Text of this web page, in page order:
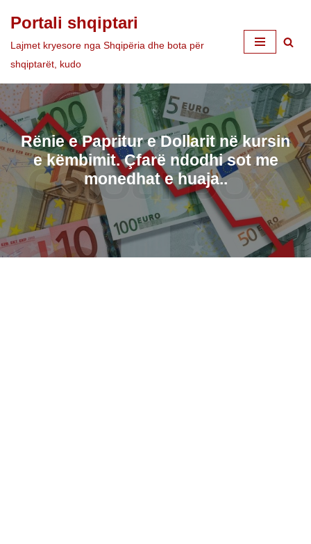
Skip
to
Portali shqiptari
Lajmet kryesore nga Shqipëria dhe bota për
shqiptarët, kudo
Rënie e Papritur e Dollarit në kursin
e këmbimit. Çfarë ndodhi sot me
monedhat e huaja..